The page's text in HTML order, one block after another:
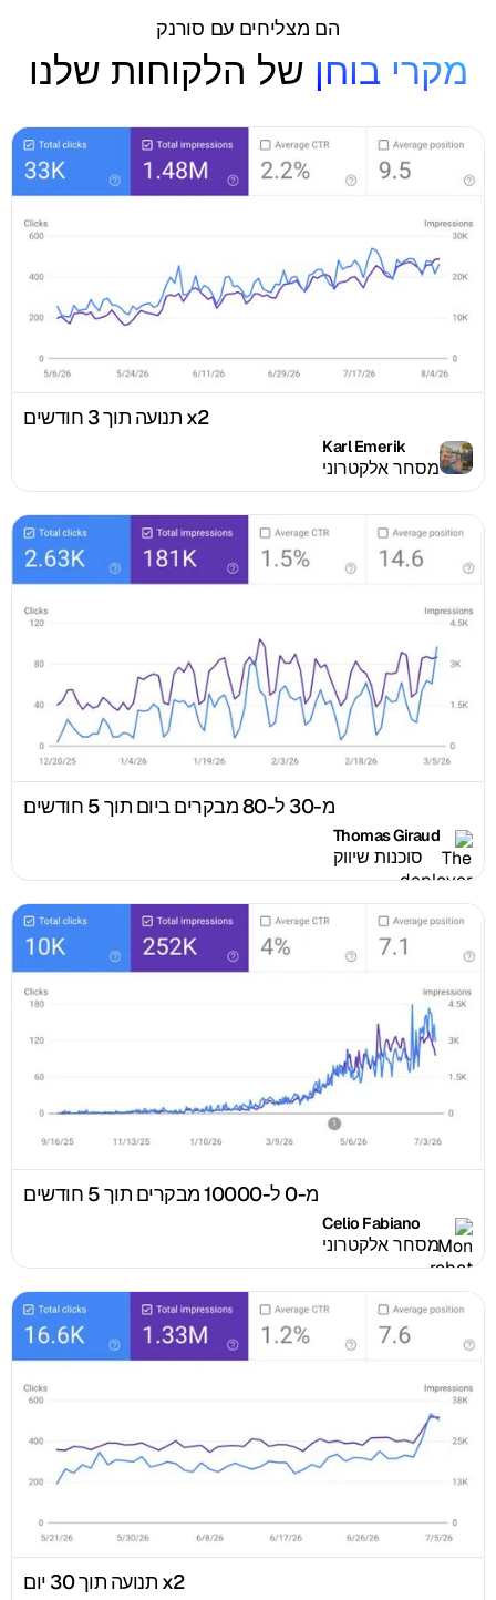
הם מצליחים עם סורנק
מקרי בוחן של הלקוחות שלנו
x2 תנועה תוך 3 חודשים
Karl Emerik
מסחר אלקטרוני
מ-30 ל-80 מבקרים ביום תוך 5 חודשים
Thomas Giraud
סוכנות שיווק
מ-0 ל-10000 מבקרים תוך 5 חודשים
Celio Fabiano
מסחר אלקטרוני
x2 תנועה תוך 30 יום